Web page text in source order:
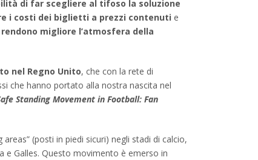
di far scegliere al tifoso la soluzione
i costi dei biglietti a prezzi contenuti e
migliore l’atmosfera della
nel Regno Unito, che con la rete di
che hanno portato alla nostra nascita nel
Standing Movement in Football: Fan
(posti in piedi sicuri) negli stadi di calcio,
e Galles. Questo movimento è emerso in